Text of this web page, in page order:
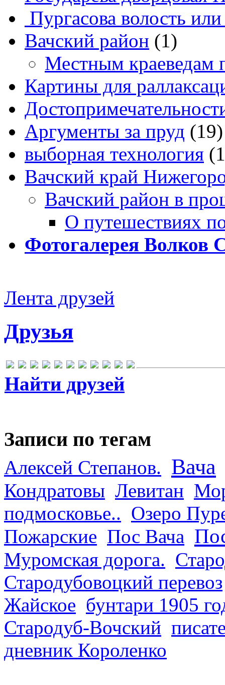
Пургасова волость
Вачский район (1)
Местным краеведам
Картины для
Аргументы за пруд (19)
выборная технология
Вачский край
Вачский район в
О путешествиях
Фотогалерея Волков
Лента друзей
Друзья
Найти друзей
Записи по тегам
Алексей Степанов. Вача
Кондратовы Левитан
подмосковье.. Озеро
Пожарские Пос Вача
Муромская дорога.
Стародубовоцкий перевоз
Жайское бунтари 1905
Стародуб-Вочский
дневник Короленко